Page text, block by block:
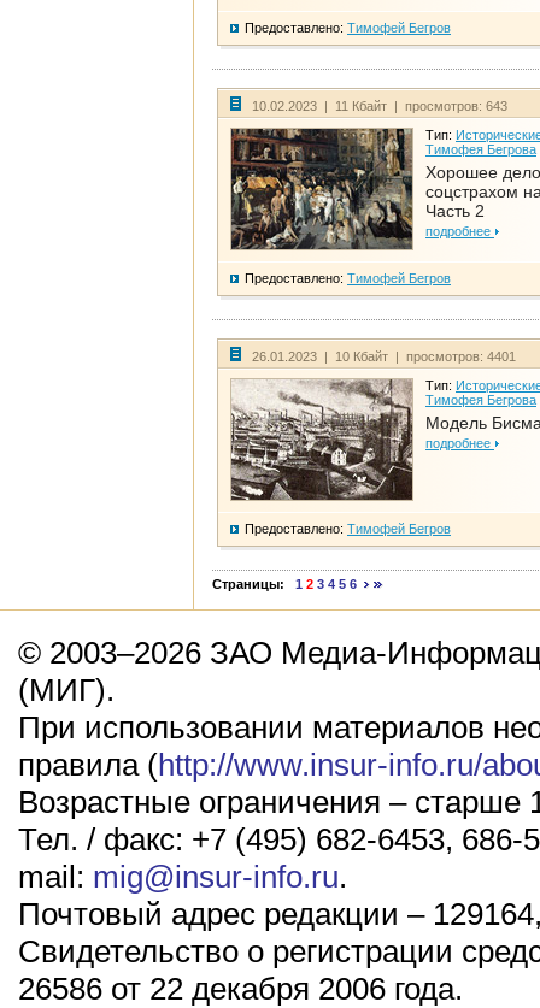
Предоставлено: Тимофей Бегров
10.02.2023 | 11 Кбайт | просмотров: 643
Тип:
Тимофея Бегрова
Хорошее дело
соцстрахом
Часть 2
подробнее
Предоставлено: Тимофей Бегров
26.01.2023 | 10 Кбайт | просмотров: 4401
Тип:
Тимофея Бегрова
Модель
подробнее
Предоставлено: Тимофей Бегров
Страницы: 1 2 3 4 5 6
© 2003–2026 ЗАО Медиа-
(МИГ).
При использовании материалов
правила (http://www.insur-info.ru/
Возрастные ограничения – старше
Тел. / факс: +7 (495) 682-6453, 686-
mail: mig@insur-info.ru.
Почтовый адрес редакции –
Свидетельство о регистрации
26586 от 22 декабря 2006 года.